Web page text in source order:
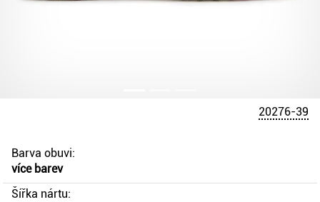
20276-39
Barva obuvi:
více barev
Šířka nártu: